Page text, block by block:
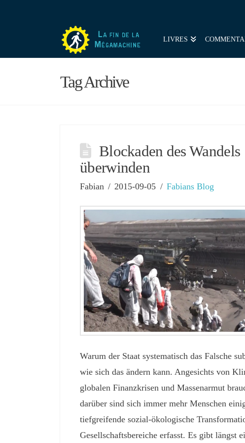
LIVRES
Tag Archive
Blockaden des Wandels
überwinden
Fabian 2015-09-05 Fabians Blog
Warum der Staat systematisch das Falsche
wie sich das ändern kann. Angesichts von
globalen Finanzkrisen und Massenarmut
darüber sind sich immer mehr Menschen
tiefgreifende sozial-ökologische
Gesellschaftsbereiche erfasst. Es gibt längst